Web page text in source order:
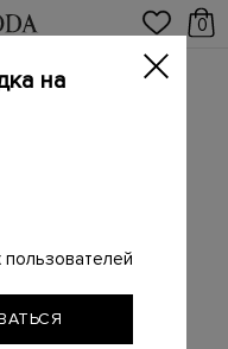
0
/ Женские блузы
на